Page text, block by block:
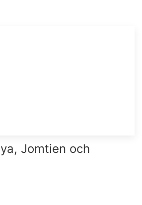
Jomtien och